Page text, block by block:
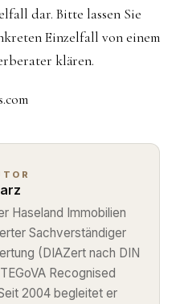
dar. Bitte lassen Sie
Einzelfall von einem
klären.
Haseland Immobilien
Sachverständiger
(DIAZert nach DIN
Recognised
2004 begleitet er